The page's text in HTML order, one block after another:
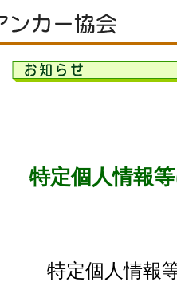
特定個人情報
特定個人情報